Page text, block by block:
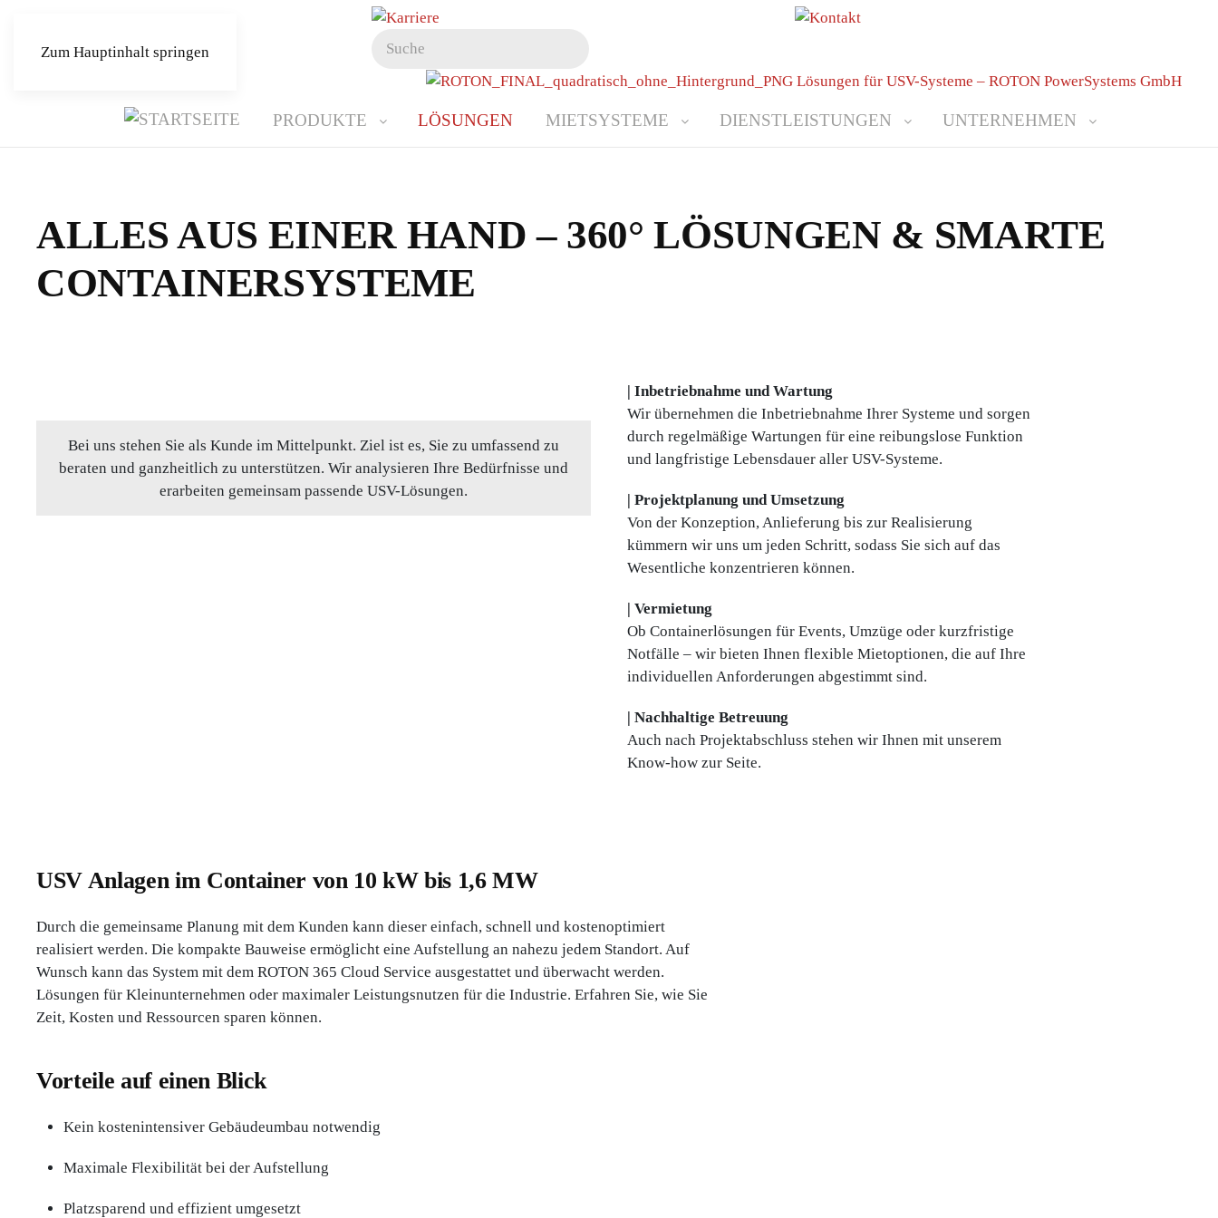
Zum Hauptinhalt springen
PRODUKTE LÖSUNGEN MIETSYSTEME DIENSTLEISTUNGEN UNTERNEHMEN
ALLES AUS EINER HAND – 360° LÖSUNGEN & SMARTE
CONTAINERSYSTEME
Bei uns stehen Sie als Kunde im Mittelpunkt. Ziel ist es, Sie zu umfassend zu
beraten und ganzheitlich zu unterstützen. Wir analysieren Ihre Bedürfnisse und
erarbeiten gemeinsam passende USV-Lösungen.
| Inbetriebnahme und Wartung
Wir übernehmen die Inbetriebnahme Ihrer Systeme und sorgen
durch regelmäßige Wartungen für eine reibungslose Funktion
und langfristige Lebensdauer aller USV-Systeme.
| Projektplanung und Umsetzung
Von der Konzeption, Anlieferung bis zur Realisierung
kümmern wir uns um jeden Schritt, sodass Sie sich auf das
Wesentliche konzentrieren können.
| Vermietung
Ob Containerlösungen für Events, Umzüge oder kurzfristige
Notfälle – wir bieten Ihnen flexible Mietoptionen, die auf Ihre
individuellen Anforderungen abgestimmt sind.
| Nachhaltige Betreuung
Auch nach Projektabschluss stehen wir Ihnen mit unserem
Know-how zur Seite.
USV Anlagen im Container von 10 kW bis 1,6 MW
Durch die gemeinsame Planung mit dem Kunden kann dieser einfach, schnell und kostenoptimiert
realisiert werden. Die kompakte Bauweise ermöglicht eine Aufstellung an nahezu jedem Standort. Auf
Wunsch kann das System mit dem ROTON 365 Cloud Service ausgestattet und überwacht werden.
Lösungen für Kleinunternehmen oder maximaler Leistungsnutzen für die Industrie. Erfahren Sie, wie Sie
Zeit, Kosten und Ressourcen sparen können.
Vorteile auf einen Blick
Kein kostenintensiver Gebäudeumbau notwendig
Maximale Flexibilität bei der Aufstellung
Platzsparend und effizient umgesetzt